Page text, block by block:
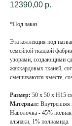
12390,00 р.
*Под заказ
Эта коллекция под
семейной ткацкой
узорами, создающими
жаккардовых тканей,
смешиваются вместе,
Размер: 50 х 50 х Н15
Материал: Внутренняя
Наволочка - 45%
альпаки, 1% полиамида.